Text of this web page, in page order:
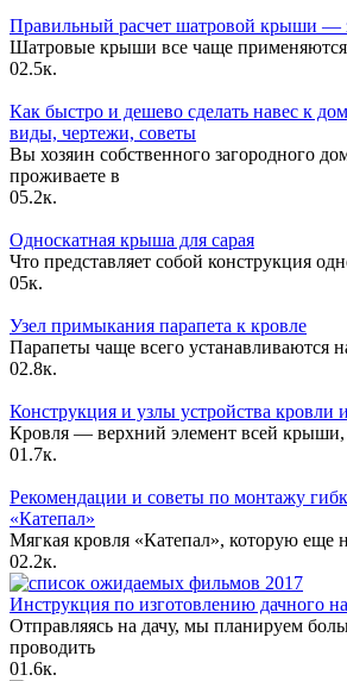
Правильный расчет шатровой крыши —
Шатровые крыши все чаще применяются
02.5к.
Как быстро и дешево сделать навес к
виды, чертежи, советы
Вы хозяин собственного загородного
проживаете в
05.2к.
Односкатная крыша для сарая
Что представляет собой конструкция
05к.
Узел примыкания парапета к кровле
Парапеты чаще всего устанавливаются
02.8к.
Конструкция и узлы устройства кровли
Кровля — верхний элемент всей крыши,
01.7к.
Рекомендации и советы по монтажу
«Катепал»
Мягкая кровля «Катепал», которую еще
02.2к.
Инструкция по изготовлению дачного
Отправляясь на дачу, мы планируем
проводить
01.6к.